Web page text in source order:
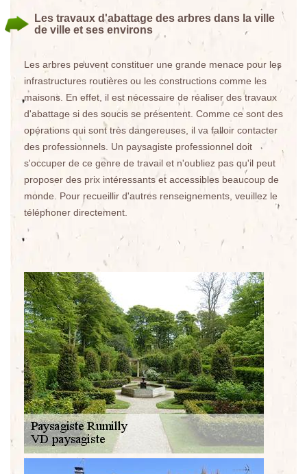
Les travaux d'abattage des arbres dans la ville
de ville et ses environs
Les arbres peuvent constituer une grande menace pour les
infrastructures routières ou les constructions comme les
maisons. En effet, il est nécessaire de réaliser des travaux
d'abattage si des soucis se présentent. Comme ce sont des
opérations qui sont très dangereuses, il va falloir contacter
des professionnels. Un paysagiste professionnel doit
s'occuper de ce genre de travail et n'oubliez pas qu'il peut
proposer des prix intéressants et accessibles beaucoup de
monde. Pour recueillir d'autres renseignements, veuillez le
téléphoner directement.